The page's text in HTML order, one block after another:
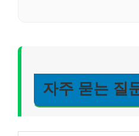
자주 묻는 질